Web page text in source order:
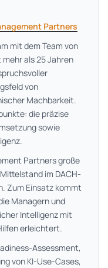
Partners
mit dem Team von
mehr als 25 Jahren
von
Machbarkeit.
die präzise
sowie
Partners große
im DACH-
Zum Einsatz kommt
Managern und
Intelligenz mit
erleichtert.
Assessment,
von KI-Use-Cases,